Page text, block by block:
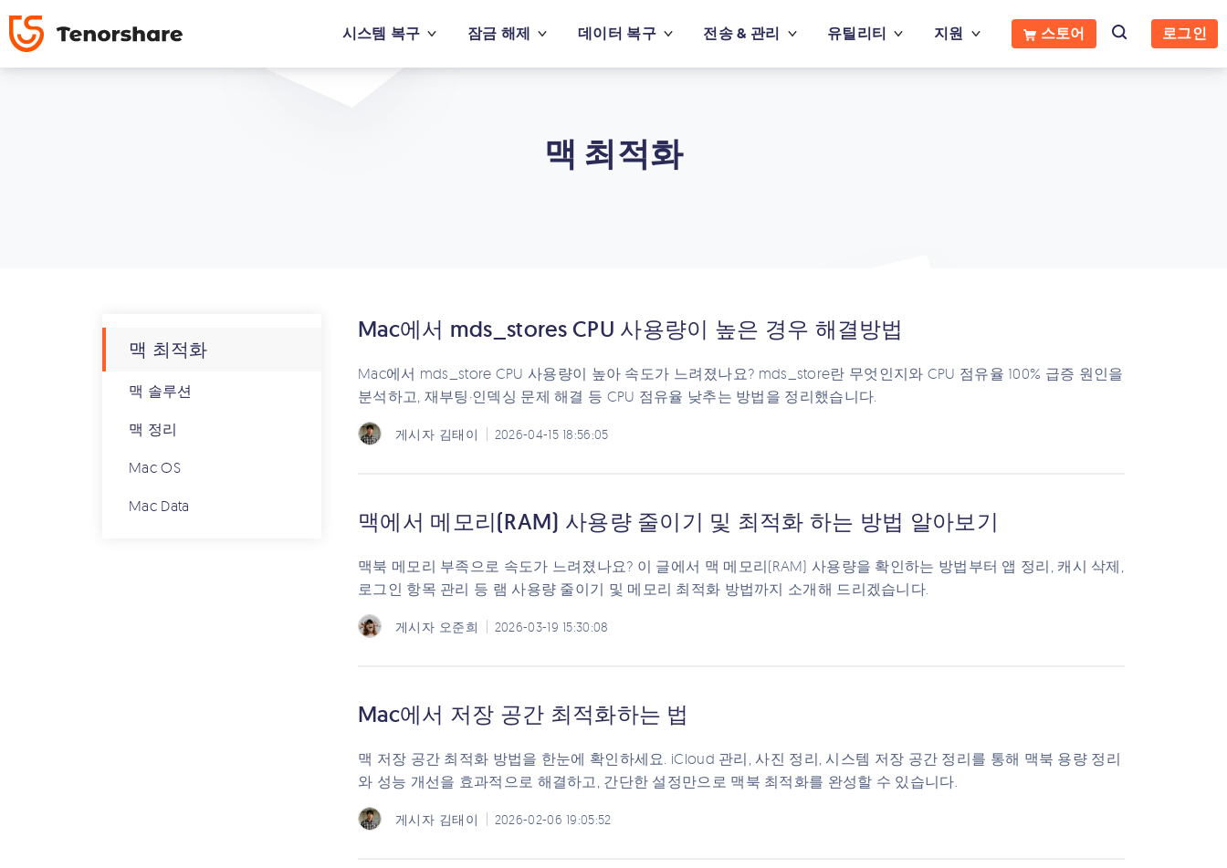
시스템 복구 잠금 해제 데이터 복구 전송 & 관리 유틸리티 지원 스토어 로그인
맥 최적화
맥 최적화
맥 솔루션
맥 정리
Mac OS
Mac Data
Mac에서 mds_stores CPU 사용량이 높은 경우 해결방법
Mac에서 mds_store CPU 사용량이 높아 속도가 느려졌나요? mds_store란 무엇인지와 CPU 점유율 100% 급증 원인을
분석하고, 재부팅·인덱싱 문제 해결 등 CPU 점유율 낮추는 방법을 정리했습니다.
게시자 김태이 2026-04-15 18:56:05
맥에서 메모리(RAM) 사용량 줄이기 및 최적화 하는 방법 알아보기
맥북 메모리 부족으로 속도가 느려졌나요? 이 글에서 맥 메모리(RAM) 사용량을 확인하는 방법부터 앱 정리, 캐시 삭제,
로그인 항목 관리 등 램 사용량 줄이기 및 메모리 최적화 방법까지 소개해 드리겠습니다.
게시자 오준희 2026-03-19 15:30:08
Mac에서 저장 공간 최적화하는 법
맥 저장 공간 최적화 방법을 한눈에 확인하세요. iCloud 관리, 사진 정리, 시스템 저장 공간 정리를 통해 맥북 용량 정리
와 성능 개선을 효과적으로 해결하고, 간단한 설정만으로 맥북 최적화를 완성할 수 있습니다.
게시자 김태이 2026-02-06 19:05:52